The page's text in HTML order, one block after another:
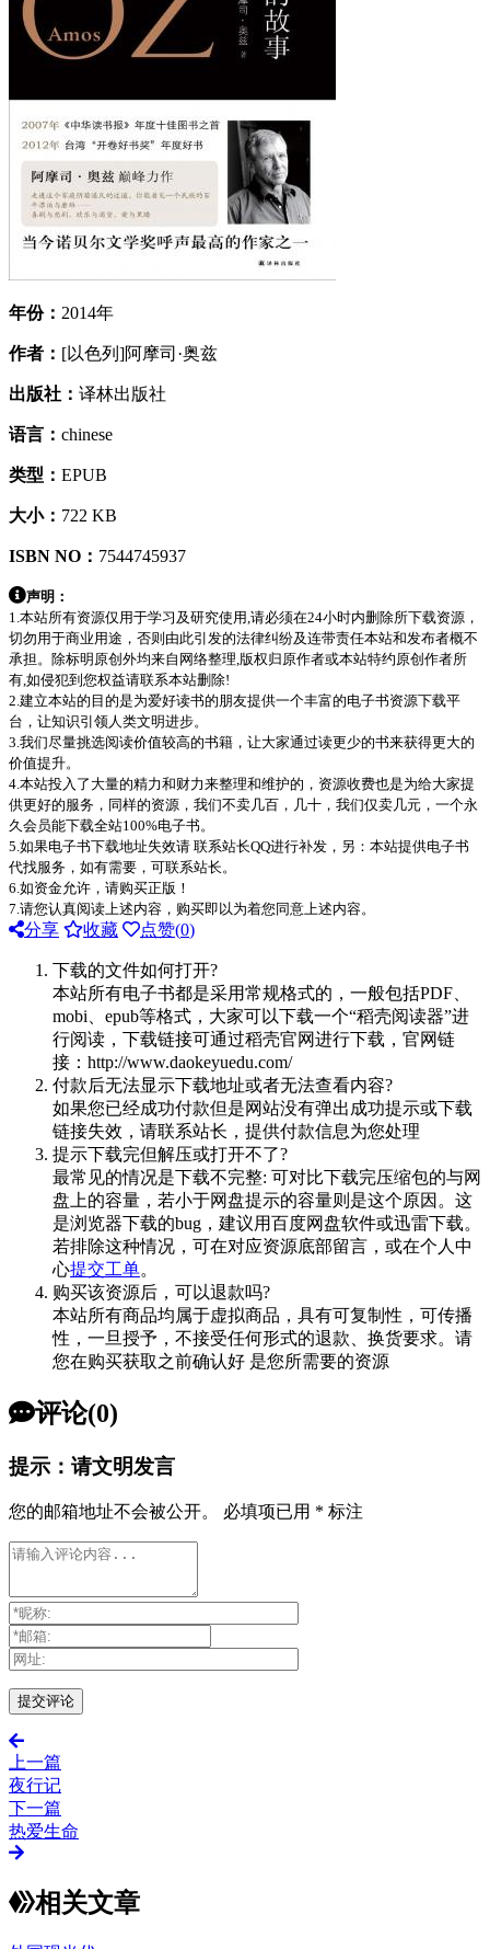
年份： 2014年
作者： [以色列]阿摩司·奥兹
出版社： 译林出版社
语言： chinese
类型： EPUB
大小： 722 KB
ISBN NO： 7544745937
声明：
1.本站所有资源仅用于学习及研究使用,请必须在24小时内删除所下载资源，
切勿用于商业用途，否则由此引发的法律纠纷及连带责任本站和发布者概不
承担。除标明原创外均来自网络整理,版权归原作者或本站特约原创作者所
有,如侵犯到您权益请联系本站删除!
2.建立本站的目的是为爱好读书的朋友提供一个丰富的电子书资源下载平
台，让知识引领人类文明进步。
3.我们尽量挑选阅读价值较高的书籍，让大家通过读更少的书来获得更大的
价值提升。
4.本站投入了大量的精力和财力来整理和维护的，资源收费也是为给大家提
供更好的服务，同样的资源，我们不卖几百，几十，我们仅卖几元，一个永
久会员能下载全站100%电子书。
5.如果电子书下载地址失效请 联系站长QQ进行补发，另：本站提供电子书
代找服务，如有需要，可联系站长。
6.如资金允许，请购买正版！
7.请您认真阅读上述内容，购买即以为着您同意上述内容。
分享 收藏 点赞(0)
下载的文件如何打开?
本站所有电子书都是采用常规格式的，一般包括PDF、
mobi、epub等格式，大家可以下载一个“稻壳阅读器”进
行阅读，下载链接可通过稻壳官网进行下载，官网链
接：http://www.daokeyuedu.com/
付款后无法显示下载地址或者无法查看内容?
如果您已经成功付款但是网站没有弹出成功提示或下载
链接失效，请联系站长，提供付款信息为您处理
提示下载完但解压或打开不了?
最常见的情况是下载不完整: 可对比下载完压缩包的与网
盘上的容量，若小于网盘提示的容量则是这个原因。这
是浏览器下载的bug，建议用百度网盘软件或迅雷下载。
若排除这种情况，可在对应资源底部留言，或在个人中
心提交工单。
购买该资源后，可以退款吗?
本站所有商品均属于虚拟商品，具有可复制性，可传播
性，一旦授予，不接受任何形式的退款、换货要求。请
您在购买获取之前确认好 是您所需要的资源
评论(0)
提示：请文明发言
您的邮箱地址不会被公开。 必填项已用 * 标注
上一篇
夜行记
下一篇
热爱生命
相关文章